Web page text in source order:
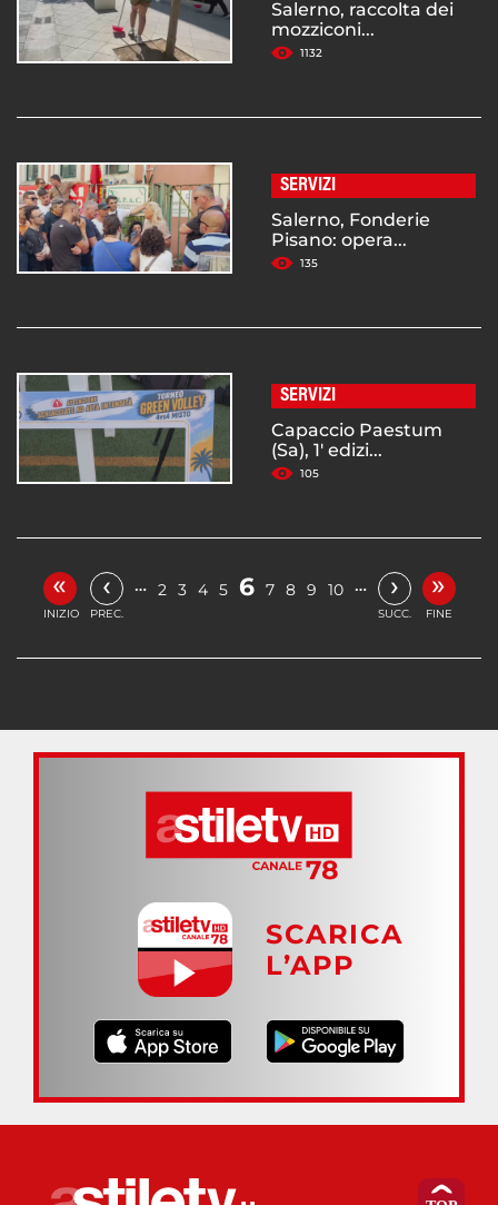
Salerno, raccolta dei
mozziconi...
1132
SERVIZI
Salerno, Fonderie
Pisano: opera...
135
SERVIZI
Capaccio Paestum
(Sa), 1' edizi...
105
«
INIZIO
‹
PREC.
… 2 3 4 5 6 7 8 9 10 … ›
SUCC.
»
FINE
SCARICA
L’APP